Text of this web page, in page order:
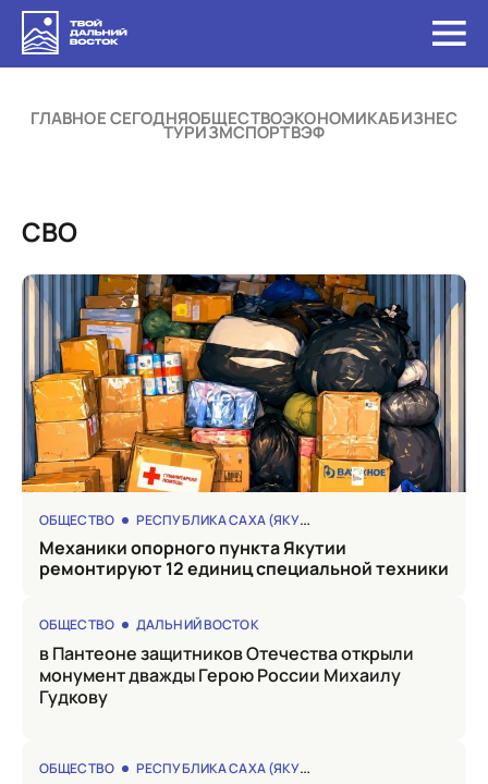
ГЛАВНОЕ СЕГОДНЯОБЩЕСТВОЭКОНОМИКАБИЗНЕС
ТУРИЗМСПОРТВЭФ
СВО
ОБЩЕСТВО РЕСПУБЛИКА САХА (ЯКУТИЯ)
Механики опорного пункта Якутии
ремонтируют 12 единиц специальной техники
ОБЩЕСТВО ДАЛЬНИЙ ВОСТОК
в Пантеоне защитников Отечества открыли
монумент дважды Герою России Михаилу
Гудкову
ОБЩЕСТВО РЕСПУБЛИКА САХА (ЯКУТИЯ)